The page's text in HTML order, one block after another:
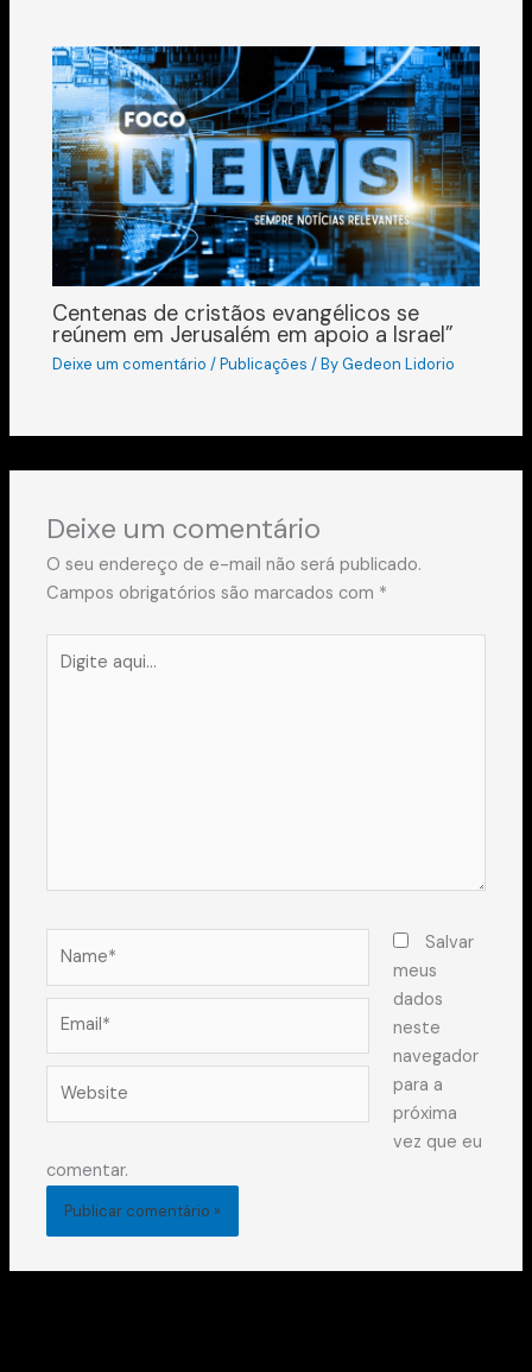
Centenas de cristãos evangélicos se
reúnem em Jerusalém em apoio a Israel”
Deixe um comentário /Publicações / ByGedeon Lidorio
Deixe um comentário
O seu endereço de e-mail não será publicado.
Campos obrigatórios são marcados com *
aqui...
Salvar
meus
dados
neste
navegador
para a
próxima
vez que eu
comentar.